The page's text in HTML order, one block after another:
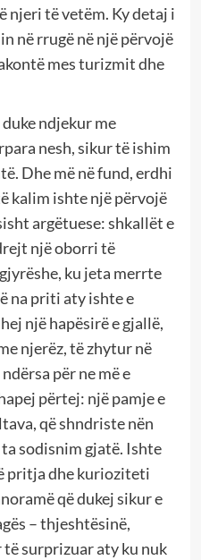
njeri të vetëm. Ky detaj i
në rrugë në një përvojë
mes turizmit dhe
ndjekur me
nesh, sikur të ishim
Dhe më në fund, erdhi
kalim ishte një përvojë
argëtuese: shkallët e
një oborri të
ku jeta merrte
na priti aty ishte e
një hapësirë e gjallë,
njerëz, të zhytur në
për ne më e
përtej: një pamje e
që shndriste nën
sodisnim gjatë. Ishte
pritja dhe kurioziteti
që dukej sikur e
– thjeshtësinë,
surprizuar aty ku nuk